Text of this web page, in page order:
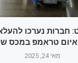
חברות נערכו
איום טראמפ במכס
מאי 24, 2025